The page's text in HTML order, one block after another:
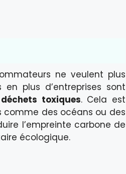
ne veulent plus
plus d’entreprises sont
toxiques. Cela est
des océans ou des
l’empreinte carbone de
écologique.